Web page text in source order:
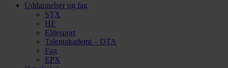
Uddannelser og fag
STX
HF
Elitesport
Talentakademi – DTA
Fag
EPX